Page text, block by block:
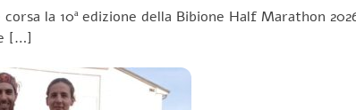
corsa la 10ª edizione della Bibione Half Marathon
[…]